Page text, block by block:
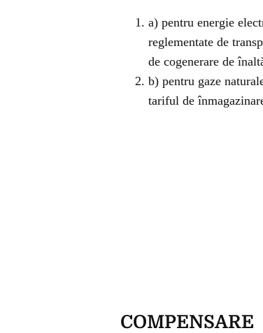
a) pentru energie
reglementate de
de cogenerare de
b) pentru gaze
tariful de
COMPENSARE